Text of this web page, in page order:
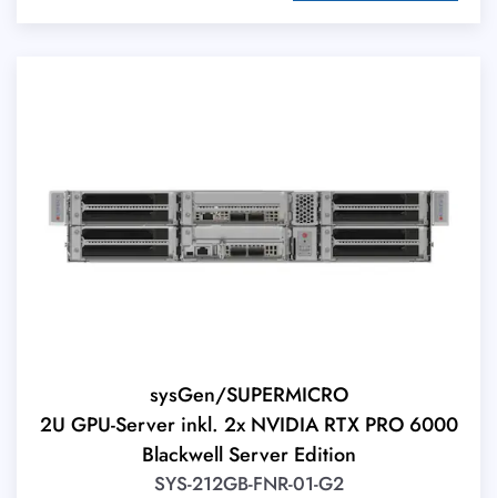
sysGen/SUPERMICRO
2U GPU-Server inkl. 2x NVIDIA RTX PRO 6000
Blackwell Server Edition
SYS-212GB-FNR-01-G2